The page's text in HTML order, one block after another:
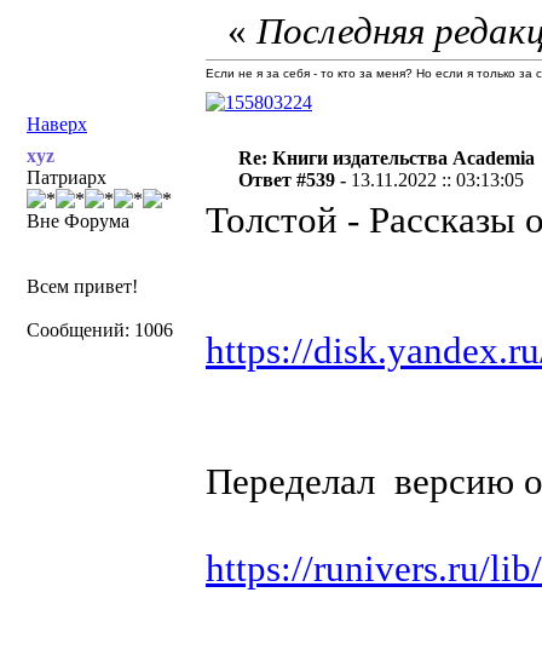
Наверх
«Последняя
Если не я за себя - то кто за меня? Но если я только
xyz
Патриарх
Вне Форума
Всем привет!
Сообщений: 1006
Re: Книги издательства Academia
Ответ #539 - 13.11.2022 :: 03:13:05
Толстой - Рассказы
https://
Переделал версию
https://runivers.ru/